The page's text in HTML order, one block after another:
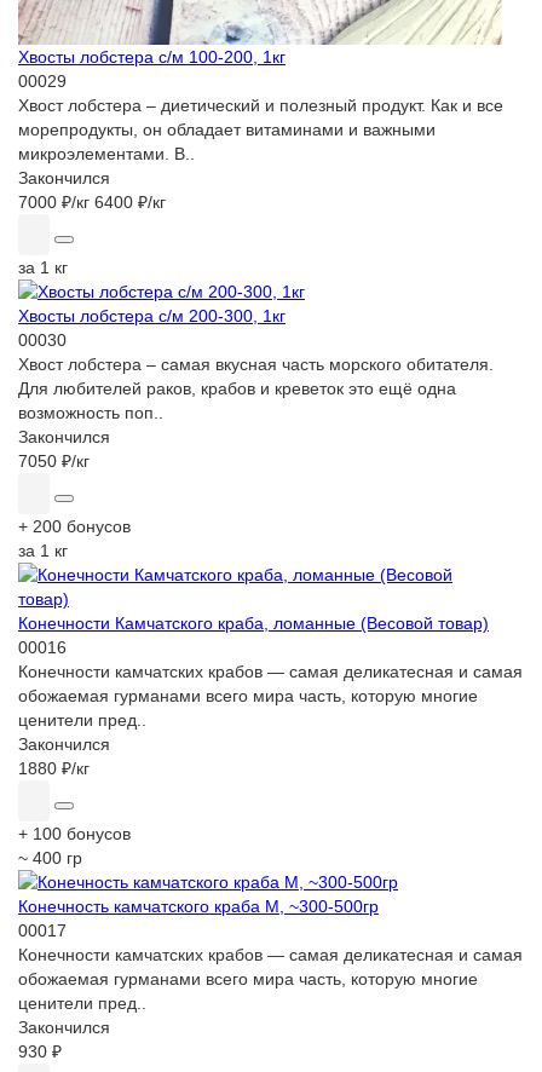
Хвосты лобстера с/м 100-200, 1кг
00029
Хвост лобстера – диетический и полезный продукт. Как и все
морепродукты, он обладает витаминами и важными
микроэлементами. В..
Закончился
7000 ₽/кг 6400 ₽/кг
за 1 кг
Хвосты лобстера с/м 200-300, 1кг
00030
Хвост лобстера – самая вкусная часть морского обитателя.
Для любителей раков, крабов и креветок это ещё одна
возможность поп..
Закончился
7050 ₽/кг
+ 200 бонусов
за 1 кг
Конечности Камчатского краба, ломанные (Весовой товар)
00016
Конечности камчатских крабов — самая деликатесная и самая
обожаемая гурманами всего мира часть, которую многие
ценители пред..
Закончился
1880 ₽/кг
+ 100 бонусов
~ 400 гр
Конечность камчатского краба М, ~300-500гр
00017
Конечности камчатских крабов — самая деликатесная и самая
обожаемая гурманами всего мира часть, которую многие
ценители пред..
Закончился
930 ₽